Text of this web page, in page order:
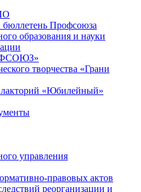
Профсоюза
образования и науки
творчества «Грани
«Юбилейный»
управления
правовых актов
реорганизации и